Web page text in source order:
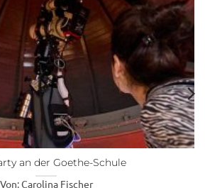
an der Goethe-Schule
Von: Carolina Fischer